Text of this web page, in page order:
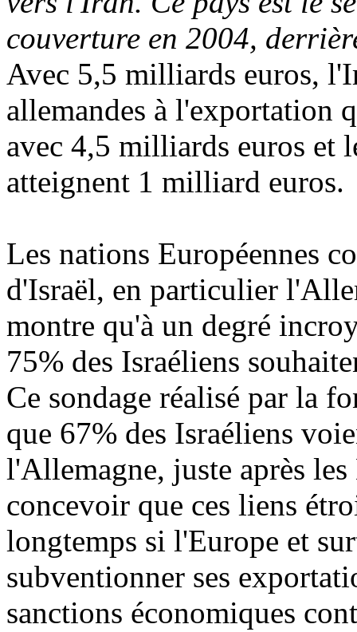
couverture en 2004,
Avec 5,5 milliards euros,
allemandes à l'exportation
avec 4,5 milliards euros et
atteignent 1 milliard euros.
Les nations Européennes
d'Israël, en particulier
montre qu'à un degré
75% des Israéliens
Ce sondage réalisé par la
que 67% des Israéliens
l'Allemagne, juste après
concevoir que ces liens
longtemps si l'Europe et
subventionner ses
sanctions économiques